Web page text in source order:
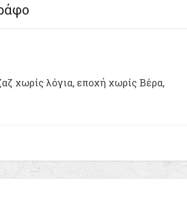
χωρίς λόγια, εποχή χωρίς Βέρα,